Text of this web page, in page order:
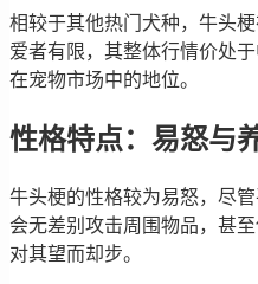
相较于其他热门犬种，牛头
爱者有限，其整体行情价处
在宠物市场中的地位。
性格特点：易怒与
牛头梗的性格较为易怒，尽
会无差别攻击周围物品，甚
对其望而却步。